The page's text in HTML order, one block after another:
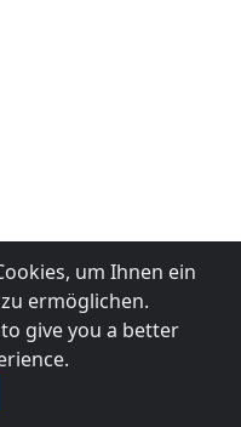
um Ihnen ein
ermöglichen.
give you a better